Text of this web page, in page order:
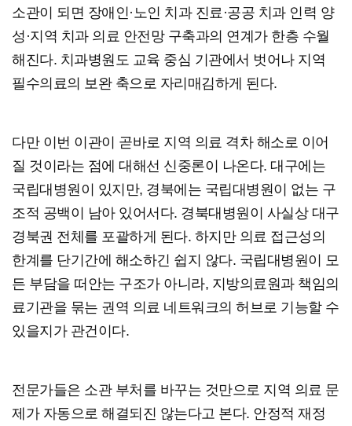
소관이 되면 장애인·노인 치과 진료·공공 치과 인력 양
성·지역 치과 의료 안전망 구축과의 연계가 한층 수월
해진다. 치과병원도 교육 중심 기관에서 벗어나 지역
필수의료의 보완 축으로 자리매김하게 된다.
다만 이번 이관이 곧바로 지역 의료 격차 해소로 이어
질 것이라는 점에 대해선 신중론이 나온다. 대구에는
국립대병원이 있지만, 경북에는 국립대병원이 없는 구
조적 공백이 남아 있어서다. 경북대병원이 사실상 대구
경북권 전체를 포괄하게 된다. 하지만 의료 접근성의
한계를 단기간에 해소하긴 쉽지 않다. 국립대병원이 모
든 부담을 떠안는 구조가 아니라, 지방의료원과 책임의
료기관을 묶는 권역 의료 네트워크의 허브로 기능할 수
있을지가 관건이다.
전문가들은 소관 부처를 바꾸는 것만으로 지역 의료 문
제가 자동으로 해결되진 않는다고 본다. 안정적 재정